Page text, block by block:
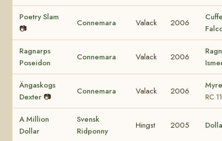
Poetry Slam
📷
Connemara Valack 2006
Ragnarps
Poseidon
Connemara Valack 2006
Ängaskogs
Dexter 📷
Connemara Valack 2006
RC
A Million
Dollar
Svensk
Ridponny
Hingst 2005